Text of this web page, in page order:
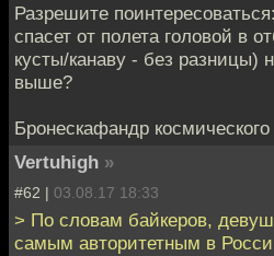
Разрешите
спасет от полета головой в
кусты/канаву - без разницы)
выше?
Бронескафандр
Vertuhigh »
#62 | 03.08.17 18:33
> По словам байкеров,
самым авторитетным в